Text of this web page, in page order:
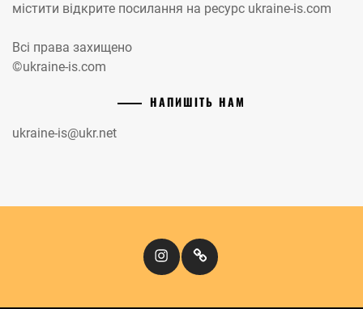
містити відкрите посилання на ресурс ukraine-is.com
Всі права захищено
©ukraine-is.com
НАПИШІТЬ НАМ
ukraine-is@ukr.net
InstagramКіномандри